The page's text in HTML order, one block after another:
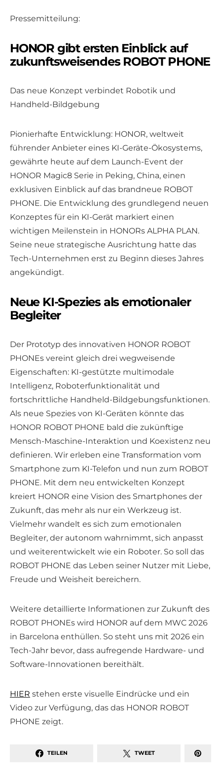
Pressemitteilung:
HONOR gibt ersten Einblick auf
zukunftsweisendes ROBOT PHONE
Das neue Konzept verbindet Robotik und
Handheld-Bildgebung
Pionierhafte Entwicklung: HONOR, weltweit
führender Anbieter eines KI-Geräte-Ökosystems,
gewährte heute auf dem Launch-Event der
HONOR Magic8 Serie in Peking, China, einen
exklusiven Einblick auf das brandneue ROBOT
PHONE. Die Entwicklung des grundlegend neuen
Konzeptes für ein KI-Gerät markiert einen
wichtigen Meilenstein in HONORs ALPHA PLAN.
Seine neue strategische Ausrichtung hatte das
Tech-Unternehmen erst zu Beginn dieses Jahres
angekündigt.
Neue KI-Spezies als emotionaler
Begleiter
Der Prototyp des innovativen HONOR ROBOT
PHONEs vereint gleich drei wegweisende
Eigenschaften: KI-gestützte multimodale
Intelligenz, Roboterfunktionalität und
fortschrittliche Handheld-Bildgebungsfunktionen.
Als neue Spezies von KI-Geräten könnte das
HONOR ROBOT PHONE bald die zukünftige
Mensch-Maschine-Interaktion und Koexistenz neu
definieren. Wir erleben eine Transformation vom
Smartphone zum KI-Telefon und nun zum ROBOT
PHONE. Mit dem neu entwickelten Konzept
kreiert HONOR eine Vision des Smartphones der
Zukunft, das mehr als nur ein Werkzeug ist.
Vielmehr wandelt es sich zum emotionalen
Begleiter, der autonom wahrnimmt, sich anpasst
und weiterentwickelt wie ein Roboter. So soll das
ROBOT PHONE das Leben seiner Nutzer mit Liebe,
Freude und Weisheit bereichern.
Weitere detaillierte Informationen zur Zukunft des
ROBOT PHONEs wird HONOR auf dem MWC 2026
in Barcelona enthüllen. So steht uns mit 2026 ein
Tech-Jahr bevor, dass aufregende Hardware- und
Software-Innovationen bereithält.
HIER stehen erste visuelle Eindrücke und ein
Video zur Verfügung, das das HONOR ROBOT
PHONE zeigt.
TEILEN TWEET